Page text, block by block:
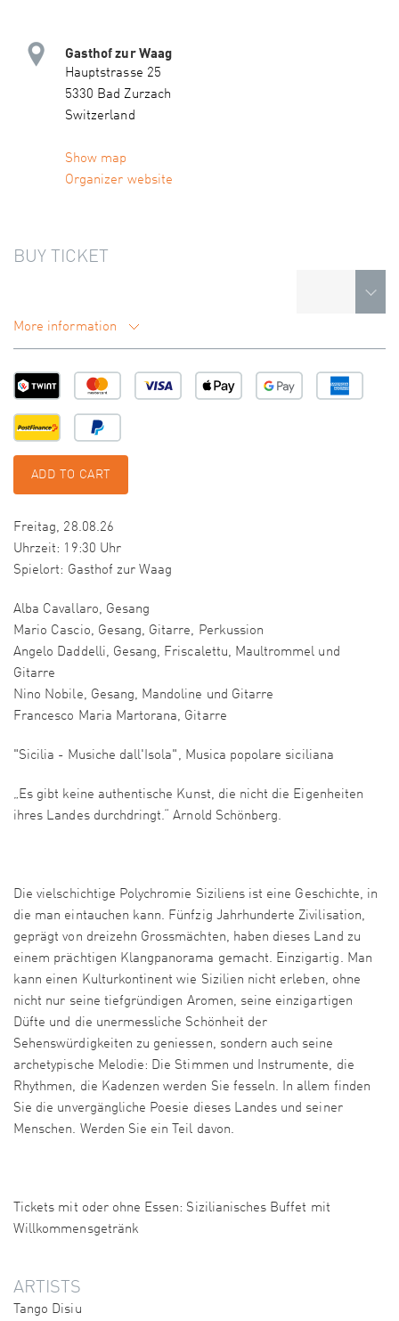
Gasthof zur Waag
Hauptstrasse 25
5330 Bad Zurzach
Switzerland
Show map
Organizer website
BUY TICKET
More information
ADD TO CART
Freitag, 28.08.26
Uhrzeit: 19:30 Uhr
Spielort: Gasthof zur Waag
Alba Cavallaro, Gesang
Mario Cascio, Gesang, Gitarre, Perkussion
Angelo Daddelli, Gesang, Friscalettu, Maultrommel und
Gitarre
Nino Nobile, Gesang, Mandoline und Gitarre
Francesco Maria Martorana, Gitarre
"Sicilia - Musiche dall'Isola", Musica popolare siciliana
„Es gibt keine authentische Kunst, die nicht die Eigenheiten
ihres Landes durchdringt.“ Arnold Schönberg.
Die vielschichtige Polychromie Siziliens ist eine Geschichte, in
die man eintauchen kann. Fünfzig Jahrhunderte Zivilisation,
geprägt von dreizehn Grossmächten, haben dieses Land zu
einem prächtigen Klangpanorama gemacht. Einzigartig. Man
kann einen Kulturkontinent wie Sizilien nicht erleben, ohne
nicht nur seine tiefgründigen Aromen, seine einzigartigen
Düfte und die unermessliche Schönheit der
Sehenswürdigkeiten zu geniessen, sondern auch seine
archetypische Melodie: Die Stimmen und Instrumente, die
Rhythmen, die Kadenzen werden Sie fesseln. In allem finden
Sie die unvergängliche Poesie dieses Landes und seiner
Menschen. Werden Sie ein Teil davon.
Tickets mit oder ohne Essen: Sizilianisches Buffet mit
Willkommensgetränk
ARTISTS
Tango Disiu